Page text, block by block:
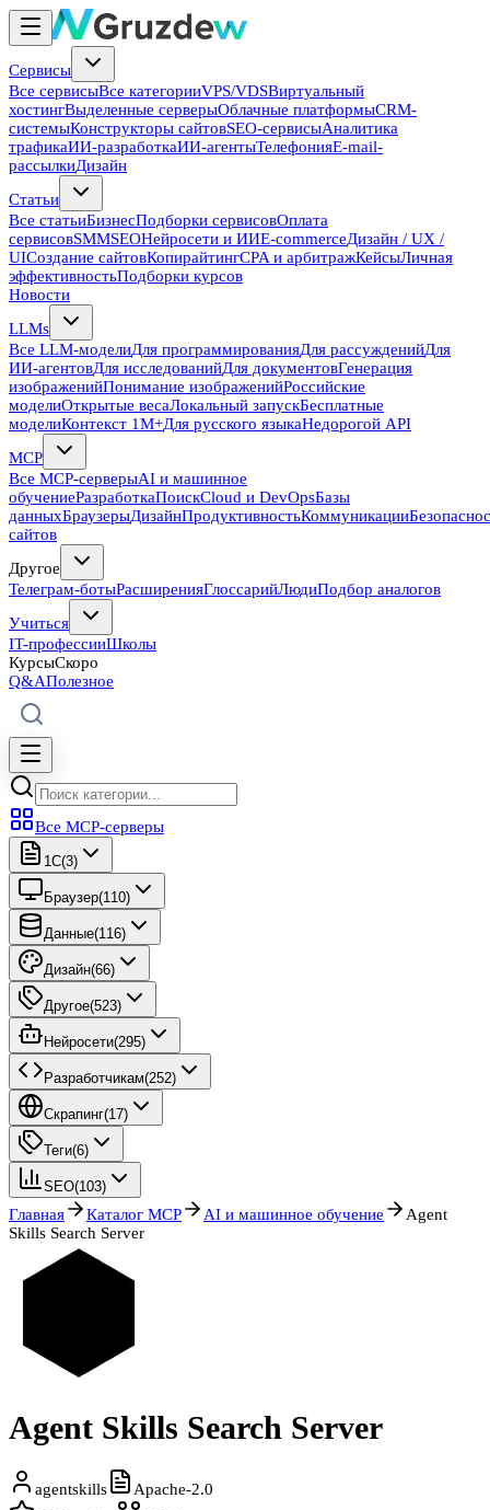
Сервисы
Все сервисыВсе категорииVPS/VDSВиртуальный
хостингВыделенные серверыОблачные платформыCRM-
системыКонструкторы сайтовSEO-сервисыАналитика
трафикаИИ-разработкаИИ-агентыТелефонияE-mail-
рассылкиДизайн
Статьи
Все статьиБизнесПодборки сервисовОплата
сервисовSMMSEOНейросети и ИИE-commerceДизайн / UX /
UIСоздание сайтовКопирайтингCPA и арбитражКейсыЛичная
эффективностьПодборки курсов
Новости
LLMs
Все LLM-моделиДля программированияДля рассужденийДля
ИИ-агентовДля исследованийДля документовГенерация
изображенийПонимание изображенийРоссийские
моделиОткрытые весаЛокальный запускБесплатные
моделиКонтекст 1M+Для русского языкаНедорогой API
MCP
Все MCP-серверыAI и машинное
обучениеРазработкаПоискCloud и DevOpsБазы
данныхБраузерыДизайнПродуктивностьКоммуникации
сайтов
Другое
Телеграм-ботыРасширенияГлоссарийЛюдиПодбор аналогов
Учиться
IT-профессииШколы
КурсыСкоро
Q&AПолезное
Все MCP-серверы
1C(3)
Браузер(110)
Данные(116)
Дизайн(66)
Другое(523)
Нейросети(295)
Разработчикам(252)
Скрапинг(17)
Теги(6)
SEO(103)
Главная Каталог MCP AI и машинное обучение
Agent
Skills Search Server
Agent Skills Search Server
agentskills
Apache-2.0